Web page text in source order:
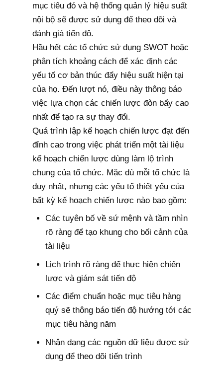
mục tiêu đó và hệ thống quản lý hiệu suất
nội bộ sẽ được sử dụng để theo dõi và
đánh giá tiến độ.
Hầu hết các tổ chức sử dụng SWOT hoặc
phân tích khoảng cách để xác định các
yếu tố cơ bản thúc đẩy hiệu suất hiện tại
của họ. Đến lượt nó, điều này thông báo
việc lựa chọn các chiến lược đòn bẩy cao
nhất để tạo ra sự thay đổi.
Quá trình lập kế hoạch chiến lược đạt đến
đỉnh cao trong việc phát triển một tài liệu
kế hoạch chiến lược dùng làm lộ trình
chung của tổ chức. Mặc dù mỗi tổ chức là
duy nhất, nhưng các yếu tố thiết yếu của
bất kỳ kế hoạch chiến lược nào bao gồm:
Các tuyên bố về sứ mệnh và tầm nhìn
rõ ràng để tạo khung cho bối cảnh của
tài liệu
Lịch trình rõ ràng để thực hiện chiến
lược và giám sát tiến độ
Các điểm chuẩn hoặc mục tiêu hàng
quý sẽ thông báo tiến độ hướng tới các
mục tiêu hàng năm
Nhận dạng các nguồn dữ liệu được sử
dụng để theo dõi tiến trình